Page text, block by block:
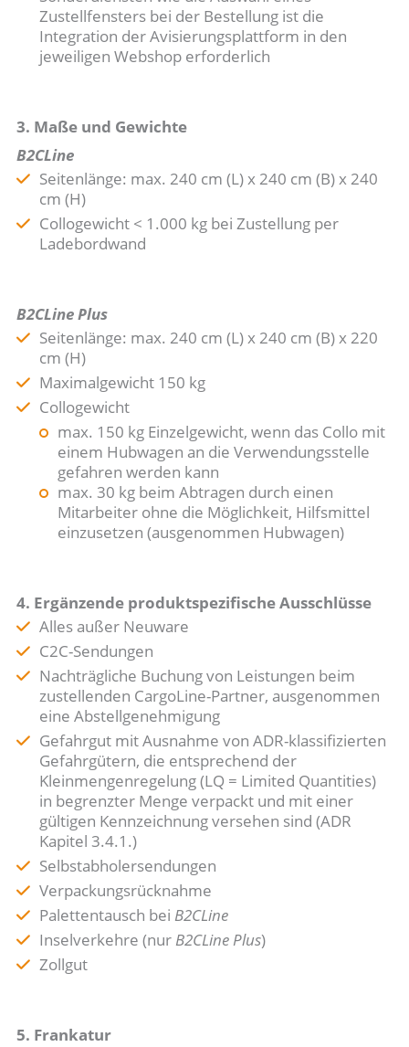
Zustellfensters bei der Bestellung ist die
Integration der Avisierungsplattform in den
jeweiligen Webshop erforderlich
3. Maße und Gewichte
B2CLine
Seitenlänge: max. 240 cm (L) x 240 cm (B) x 240
cm (H)
Collogewicht < 1.000 kg bei Zustellung per
Ladebordwand
B2CLine Plus
Seitenlänge: max. 240 cm (L) x 240 cm (B) x 220
cm (H)
Maximalgewicht 150 kg
Collogewicht
max. 150 kg Einzelgewicht, wenn das Collo mit
einem Hubwagen an die Verwendungsstelle
gefahren werden kann
max. 30 kg beim Abtragen durch einen
Mitarbeiter ohne die Möglichkeit, Hilfsmittel
einzusetzen (ausgenommen Hubwagen)
4. Ergänzende produktspezifische Ausschlüsse
Alles außer Neuware
C2C-Sendungen
Nachträgliche Buchung von Leistungen beim
zustellenden CargoLine-Partner, ausgenommen
eine Abstellgenehmigung
Gefahrgut mit Ausnahme von ADR-klassifizierten
Gefahrgütern, die entsprechend der
Kleinmengenregelung (LQ = Limited Quantities)
in begrenzter Menge verpackt und mit einer
gültigen Kennzeichnung versehen sind (ADR
Kapitel 3.4.1.)
Selbstabholersendungen
Verpackungsrücknahme
Palettentausch bei B2CLine
Inselverkehre (nur B2CLine Plus)
Zollgut
5. Frankatur